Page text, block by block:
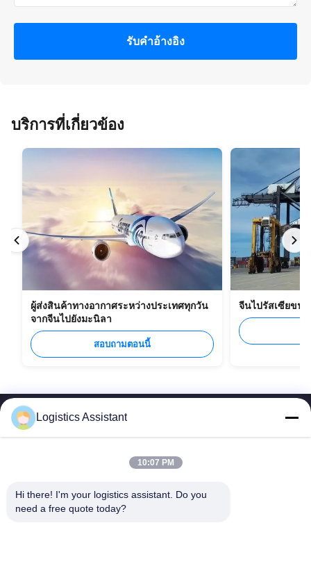
รับคําอ้างอิง
บริการที่เกี่ยวข้อง
ผู้ส่งสินค้าทางอากาศระหว่างประเทศทุกวัน
จากจีนไปยังมะนิลา
สอบถามตอนนี้
จีนไปรัสเซียขนส่
Logistics Assistant
10:07 PM
Hi there! I'm your logistics assistant. Do you
need a free quote today?